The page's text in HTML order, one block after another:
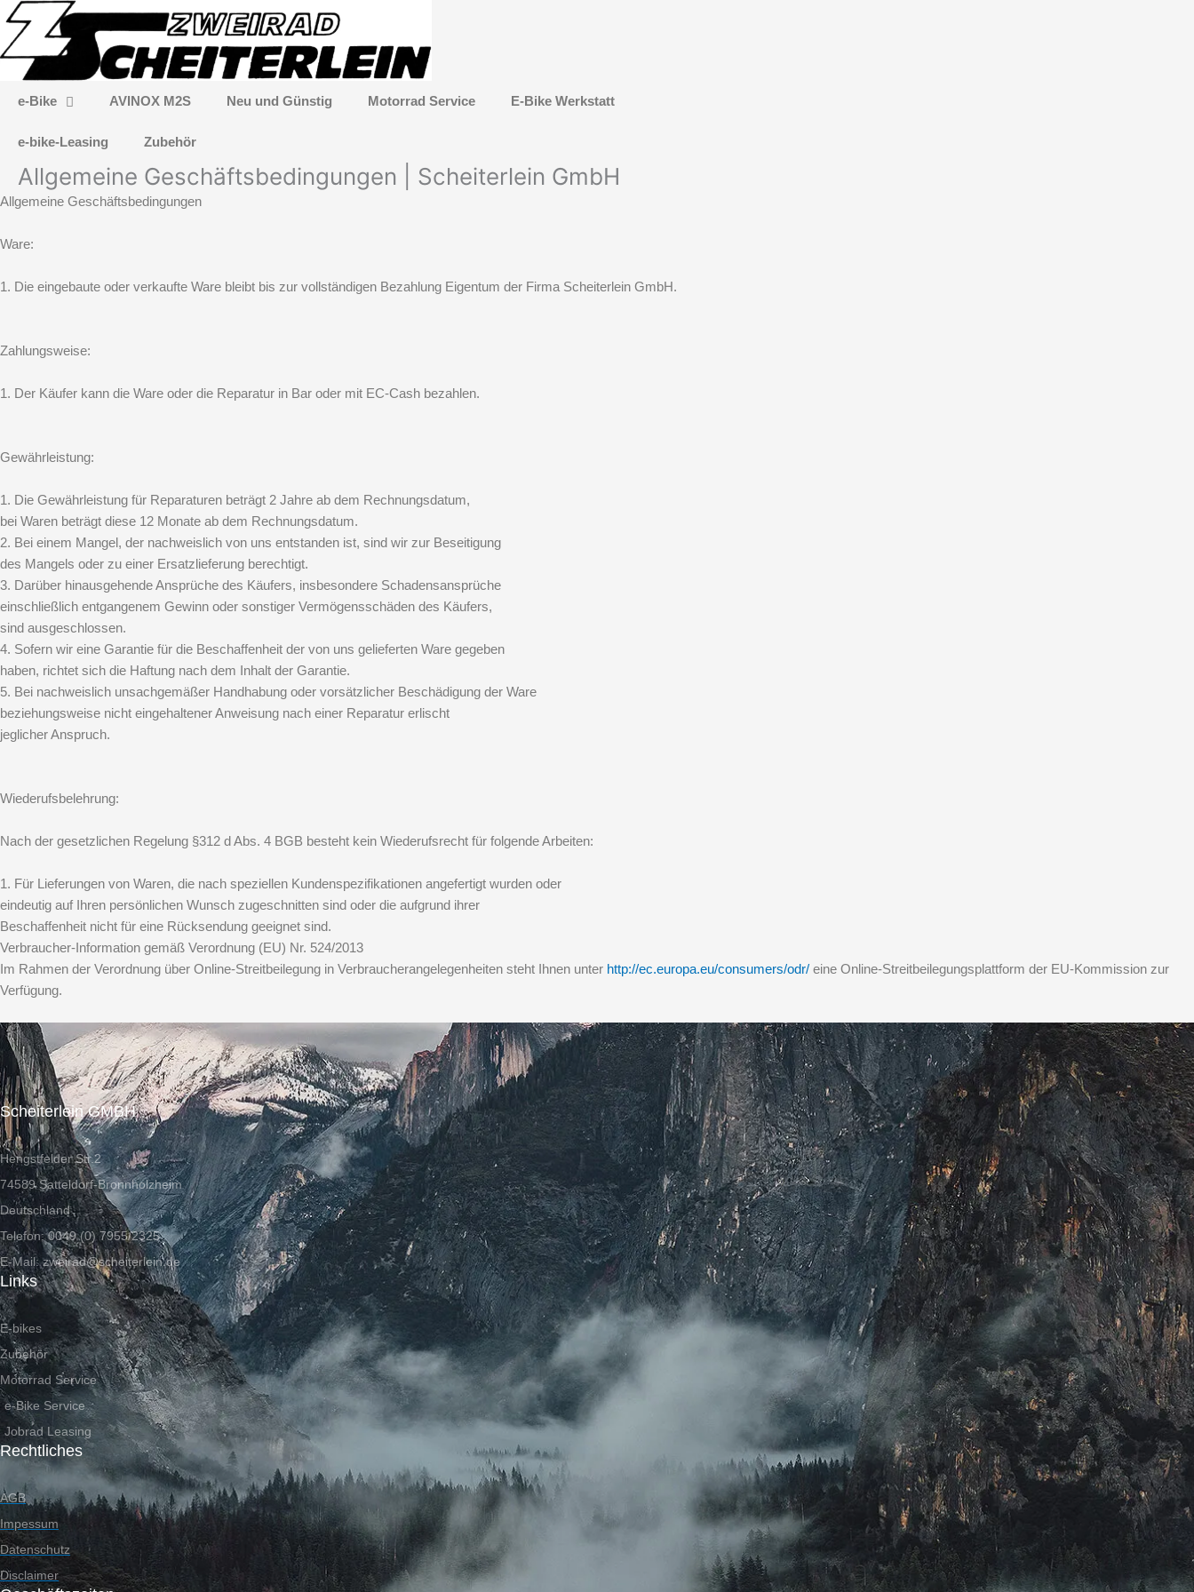
Zum
Inhalt
springen
e-Bike AVINOX M2S Neu und Günstig Motorrad Service E-Bike Werkstatt
e-bike-Leasing Zubehör
Allgemeine Geschäftsbedingungen | Scheiterlein GmbH
Allgemeine Geschäftsbedingungen
Ware:
1. Die eingebaute oder verkaufte Ware bleibt bis zur vollständigen Bezahlung Eigentum der Firma Scheiterlein GmbH.
Zahlungsweise:
1. Der Käufer kann die Ware oder die Reparatur in Bar oder mit EC-Cash bezahlen.
Gewährleistung:
1. Die Gewährleistung für Reparaturen beträgt 2 Jahre ab dem Rechnungsdatum,
bei Waren beträgt diese 12 Monate ab dem Rechnungsdatum.
2. Bei einem Mangel, der nachweislich von uns entstanden ist, sind wir zur Beseitigung
des Mangels oder zu einer Ersatzlieferung berechtigt.
3. Darüber hinausgehende Ansprüche des Käufers, insbesondere Schadensansprüche
einschließlich entgangenem Gewinn oder sonstiger Vermögensschäden des Käufers,
sind ausgeschlossen.
4. Sofern wir eine Garantie für die Beschaffenheit der von uns gelieferten Ware gegeben
haben, richtet sich die Haftung nach dem Inhalt der Garantie.
5. Bei nachweislich unsachgemäßer Handhabung oder vorsätzlicher Beschädigung der Ware
beziehungsweise nicht eingehaltener Anweisung nach einer Reparatur erlischt
jeglicher Anspruch.
Wiederufsbelehrung:
Nach der gesetzlichen Regelung §312 d Abs. 4 BGB besteht kein Wiederufsrecht für folgende Arbeiten:
1. Für Lieferungen von Waren, die nach speziellen Kundenspezifikationen angefertigt wurden oder
eindeutig auf Ihren persönlichen Wunsch zugeschnitten sind oder die aufgrund ihrer
Beschaffenheit nicht für eine Rücksendung geeignet sind.
Verbraucher-Information gemäß Verordnung (EU) Nr. 524/2013
Im Rahmen der Verordnung über Online-Streitbeilegung in Verbraucherangelegenheiten steht Ihnen unter http://ec.europa.eu/consumers/odr/ eine Online-Streitbeilegungsplattform der EU-Kommission zur
Verfügung.
Scheiterlein GMBH
Hengstfelder Str.2
74589 Satteldorf-Bronnholzheim
Deutschland
Telefon: 0049 (0) 7955/2325
E-Mail: zweirad@scheiterlein.de
Links
E-bikes
Zubehör
Motorrad Service
e-Bike Service
Jobrad Leasing
Rechtliches
AGB
Impessum
Datenschutz
Disclaimer